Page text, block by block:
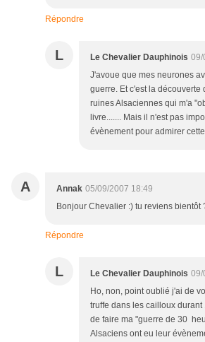
Répondre
L Le Chevalier Dauphinois 09/
J'avoue que mes neurones
guerre. Et c'est la découverte
ruines Alsaciennes qui m'a
livre....... Mais il n'est pas
évènement pour admirer
A Annak 05/09/2007 18:49
Bonjour Chevalier :) tu reviens bientôt
Répondre
L Le Chevalier Dauphinois 09/
Ho, non, point oublié j'ai de
truffe dans les cailloux
de faire ma "guerre de 30
Alsaciens ont eu leur